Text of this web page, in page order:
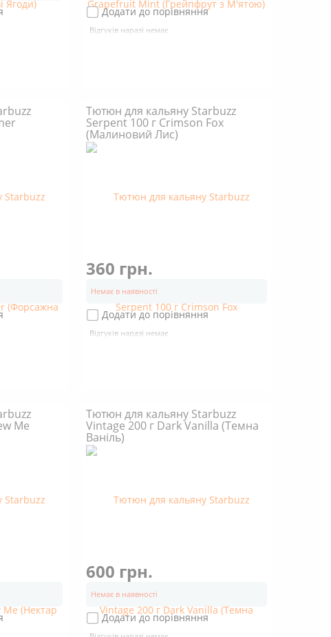
Додати до порівняння
Відгуків наразі немає
Тютюн для кальяну Starbuzz
Serpent 100 г Crimson Fox
(Малиновий Лис)
360 грн.
Немає в наявності
Додати до порівняння
Відгуків наразі немає
Me
Тютюн для кальяну Starbuzz
Vintage 200 г Dark Vanilla (Темна
Ваніль)
600 грн.
Немає в наявності
Додати до порівняння